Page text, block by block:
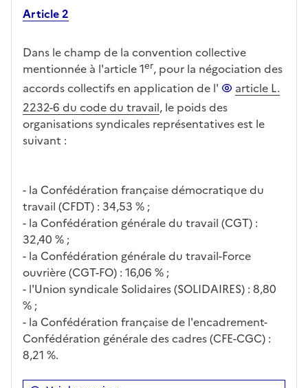
Article 2
Dans le champ de la convention collective
mentionnée à l'article 1er, pour la négociation des
accords collectifs en application de l'
article L.
2232-6 du code du travail, le poids des
organisations syndicales représentatives est le
suivant :
- la Confédération française démocratique du
travail (CFDT) : 34,53 % ;
- la Confédération générale du travail (CGT) :
32,40 % ;
- la Confédération générale du travail-Force
ouvrière (CGT-FO) : 16,06 % ;
- l'Union syndicale Solidaires (SOLIDAIRES) : 8,80
% ;
- la Confédération française de l'encadrement-
Confédération générale des cadres (CFE-CGC) :
8,21 %.